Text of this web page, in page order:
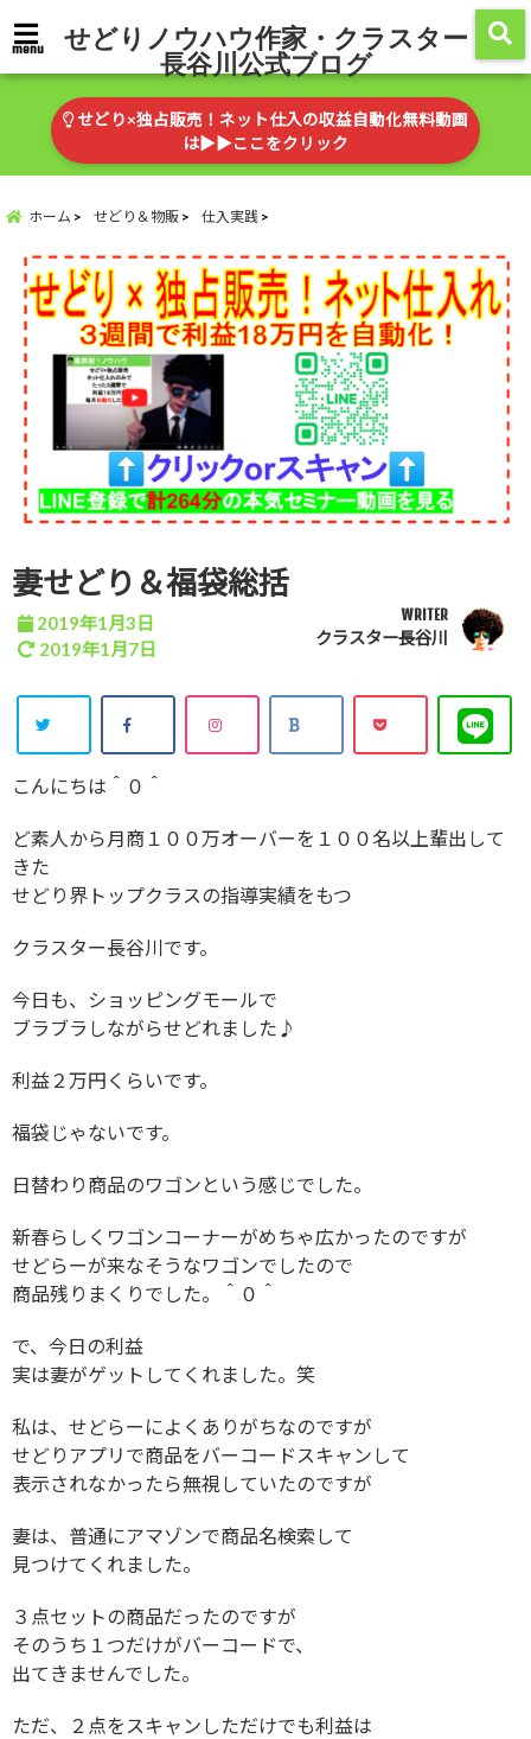
menu せどりノウハウ作家・クラスター
長谷川公式ブログ
せどり×独占販売！ネット仕入の収益自動化無料動画
は▶︎▶︎ここをクリック
ホーム せどり＆物販 仕入実践
妻せどり＆福袋総括
2019年1月3日
2019年1月7日
WRITER
クラスター長谷川
こんにちは＾０＾
ど素人から月商１００万オーバーを１００名以上輩出して
きた
せどり界トップクラスの指導実績をもつ
クラスター長谷川です。
今日も、ショッピングモールで
ブラブラしながらせどれました♪
利益２万円くらいです。
福袋じゃないです。
日替わり商品のワゴンという感じでした。
新春らしくワゴンコーナーがめちゃ広かったのですが
せどらーが来なそうなワゴンでしたので
商品残りまくりでした。＾０＾
で、今日の利益
実は妻がゲットしてくれました。笑
私は、せどらーによくありがちなのですが
せどりアプリで商品をバーコードスキャンして
表示されなかったら無視していたのですが
妻は、普通にアマゾンで商品名検索して
見つけてくれました。
３点セットの商品だったのですが
そのうち１つだけがバーコードで、
出てきませんでした。
ただ、２点をスキャンしただけでも利益は